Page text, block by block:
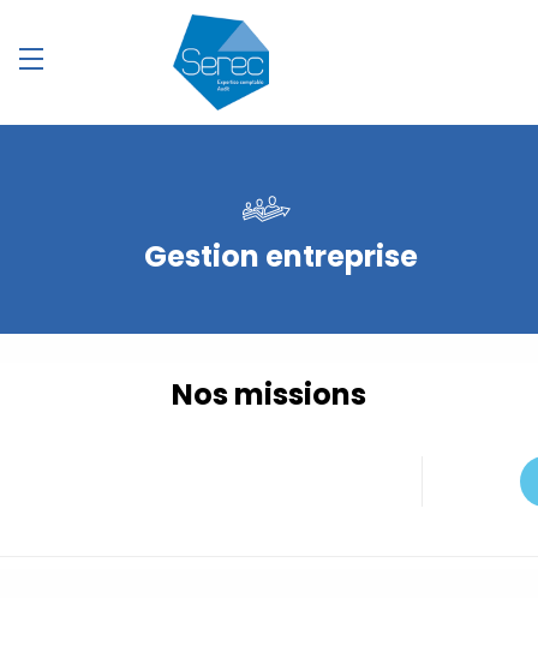
Gestion entreprise
Nos missions